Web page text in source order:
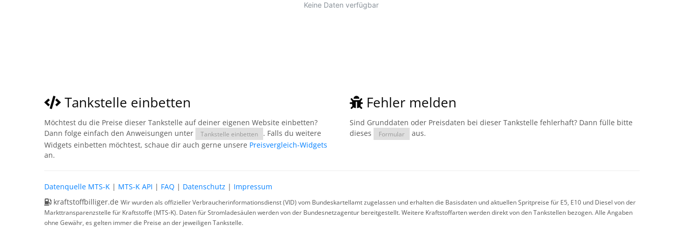
Tankstelle einbetten
Möchtest du die Preise dieser Tankstelle auf deiner eigenen Website einbetten?
Dann folge einfach den Anweisungen unter
Tankstelle einbetten
. Falls du weitere
Widgets einbetten möchtest, schaue dir auch gerne unsere Preisvergleich-Widgets
an.
Fehler melden
Sind Grunddaten oder Preisdaten bei dieser Tankstelle fehlerhaft? Dann fülle bitte
dieses
Formular aus.
Datenquelle MTS-K | MTS-K API | FAQ | Datenschutz | Impressum
kraftstoffbilliger.de Wir wurden als offizieller Verbraucherinformationsdienst (VID) vom Bundeskartellamt zugelassen und erhalten die Basisdaten und aktuellen Spritpreise für E5, E10 und Diesel von der
Markttransparenzstelle für Kraftstoffe (MTS-K). Daten für Stromladesäulen werden von der Bundesnetzagentur bereitgestellt. Weitere Kraftstoffarten werden direkt von den Tankstellen bezogen. Alle Angaben
ohne Gewähr, es gelten immer die Preise an der jeweiligen Tankstelle.